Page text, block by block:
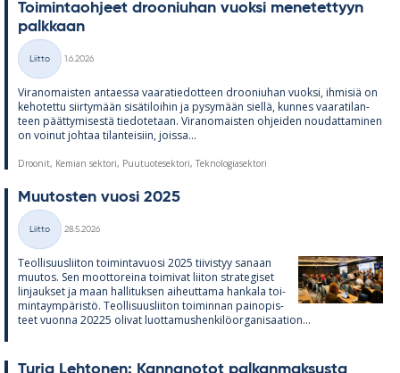
Toi­min­taoh­jeet droo­niu­han vuoksi me­ne­tet­tyyn
palk­kaan
Kategoriat
Liitto
1.6.2026
Vi­ran­omais­ten an­taessa vaa­ra­tie­dot­teen droo­niu­han vuoksi, ih­mi­siä on
ke­ho­tettu siir­ty­mään si­sä­ti­loi­hin ja py­sy­mään siellä, kun­nes vaa­ra­ti­lan­
teen päät­ty­mi­sestä tie­do­te­taan. Vi­ran­omais­ten oh­jei­den nou­dat­ta­mi­nen
on voi­nut joh­taa ti­lan­tei­siin, joissa...
Droonit, Kemian sektori, Puutuotesektori, Teknologiasektori
Muu­tos­ten vuosi 2025
Kategoriat
Liitto
28.5.2026
Teol­li­suus­lii­ton toi­min­ta­vuosi 2025 tii­vis­tyy sa­naan
muu­tos. Sen moot­to­reina toi­mi­vat lii­ton stra­te­gi­set
lin­jauk­set ja maan hal­li­tuk­sen ai­heut­tama han­kala toi­
min­taym­pä­ristö. Teol­li­suus­lii­ton toi­min­nan pain­opis­
teet vuonna 20225 oli­vat luot­ta­mus­hen­ki­lö­or­ga­ni­saa­tion...
Turja Leh­to­nen: Kan­na­no­tot pal­kan­mak­susta